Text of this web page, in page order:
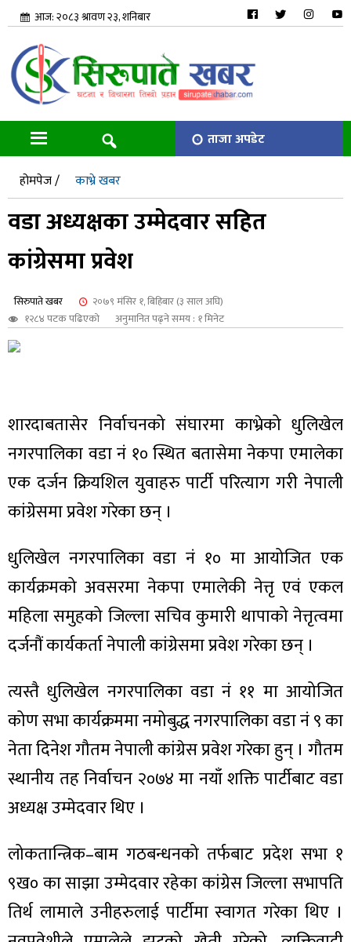
आज: २०८३ श्रावण २३, शनिबार
ताजा अपडेट
होमपेज /
काभ्रे खबर
वडा अध्यक्षका उम्मेदवार सहित
कांग्रेसमा प्रवेश
सिरुपाते खबर
२०७९ मंसिर १, बिहिबार (३ साल अघि)
१२८४ पटक पढिएको
अनुमानित पढ्ने समय : १ मिनेट
शारदाबतासेर निर्वाचनको संघारमा काभ्रेको धुलिखेल
नगरपालिका वडा नं १० स्थित बतासेमा नेकपा एमालेका
एक दर्जन क्रियशिल युवाहरु पार्टी परित्याग गरी नेपाली
कांग्रेसमा प्रवेश गरेका छन् ।
धुलिखेल नगरपालिका वडा नं १० मा आयोजित एक
कार्यक्रमको अवसरमा नेकपा एमालेकी नेत्तृ एवं एकल
महिला समुहको जिल्ला सचिव कुमारी थापाको नेत्तृत्वमा
दर्जनौं कार्यकर्ता नेपाली कांग्रेसमा प्रवेश गरेका छन् ।
त्यस्तै धुलिखेल नगरपालिका वडा नं ११ मा आयोजित
कोण सभा कार्यक्रममा नमोबुद्ध नगरपालिका वडा नं ९ का
नेता दिनेश गौतम नेपाली कांग्रेस प्रवेश गरेका हुन् । गौतम
स्थानीय तह निर्वाचन २०७४ मा नयाँ शक्ति पार्टीबाट वडा
अध्यक्ष उम्मेदवार थिए ।
लोकतान्त्रिक–बाम गठबन्धनको तर्फबाट प्रदेश सभा १
९ख० का साझा उम्मेदवार रहेका कांग्रेस जिल्ला सभापति
तिर्थ लामाले उनीहरुलाई पार्टीमा स्वागत गरेका थिए ।